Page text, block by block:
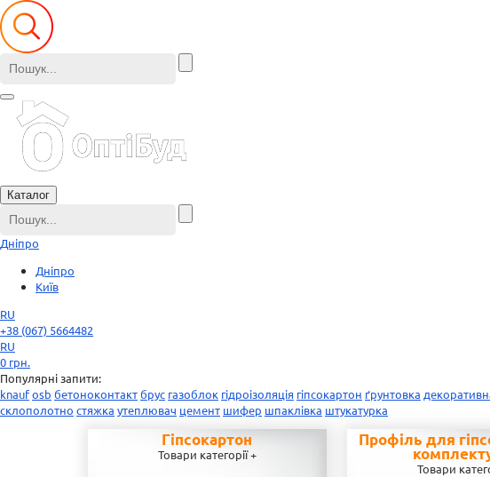
Каталог
Дніпро
Дніпро
Київ
RU
+38 (067) 5664482
RU
0 грн.
Популярні запити:
knaufosb бетоноконтактбрус газоблок гідроізоляція гіпсокартон ґрунтовка
склополотно стяжка утеплювач цемент шифер шпаклівка штукатурка
Гіпсокартон
Товари категорії +
Профіль для
Товари